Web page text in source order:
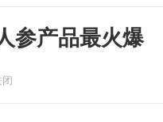
参产品最火爆